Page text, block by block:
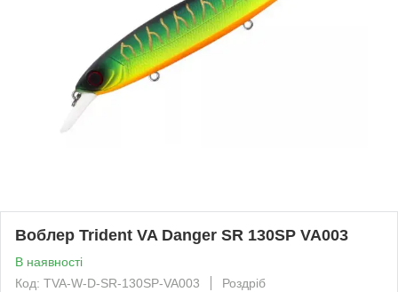
Воблер Trident VA Danger SR 130SP VA003
В наявності
Код: TVA-W-D-SR-130SP-VA003
Роздріб